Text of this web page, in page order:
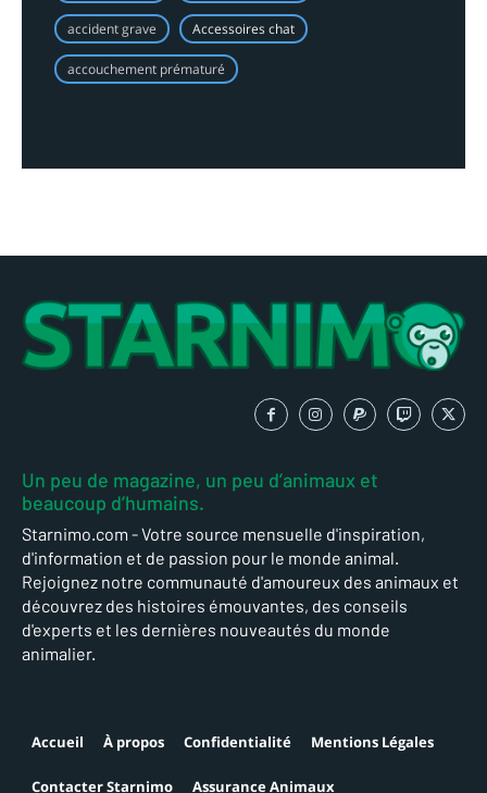
accident grave Accessoires chat
accouchement prématuré
Un peu de magazine, un peu d’animaux et
beaucoup d’humains.
Starnimo.com - Votre source mensuelle d'inspiration,
d'information et de passion pour le monde animal.
Rejoignez notre communauté d'amoureux des animaux et
découvrez des histoires émouvantes, des conseils
d'experts et les dernières nouveautés du monde
animalier.
Accueil À propos Confidentialité Mentions Légales
Contacter Starnimo Assurance Animaux